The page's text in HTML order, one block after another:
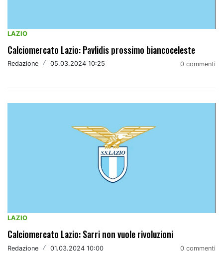
LAZIO
Calciomercato Lazio: Pavlidis prossimo biancoceleste
Redazione / 05.03.2024 10:25 0 commenti
LAZIO
Calciomercato Lazio: Sarri non vuole rivoluzioni
Redazione / 01.03.2024 10:00 0 commenti